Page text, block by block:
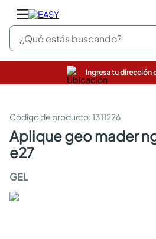
¿Qué estás buscando?
Ingresa tu dirección
:1311226
aplique geo mader ngro 20x26 1 luz
e27
GEL
pinturas
sanitarios
comedor
escritorio
armarios closet
comedores